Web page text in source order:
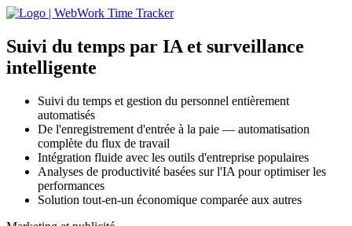
Suivi du temps par IA et surveillance
intelligente
Suivi du temps et gestion du personnel entièrement
automatisés
De l'enregistrement d'entrée à la paie — automatisation
complète du flux de travail
Intégration fluide avec les outils d'entreprise populaires
Analyses de productivité basées sur l'IA pour optimiser les
performances
Solution tout-en-un économique comparée aux autres